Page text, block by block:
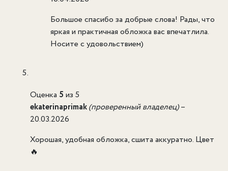
Большое спасибо за добрые слова! Рады, что
яркая и практичная обложка вас впечатлила.
Носите с удовольствием)
Оценка 5 из 5
ekaterinaprimak(проверенный владелец)–
20.03.2026
Хорошая, удобная обложка, сшита аккуратно. Цвет
🔥